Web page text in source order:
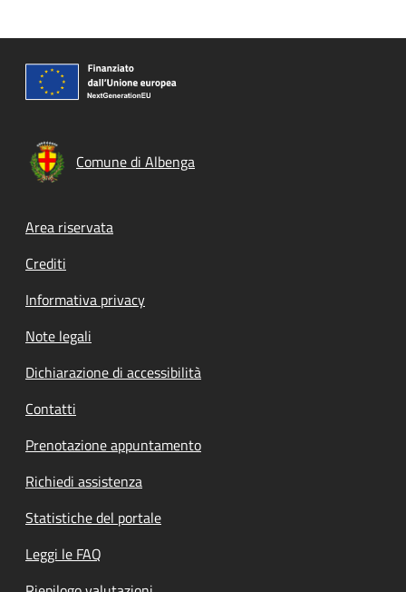
Comune di Albenga
Footer menu
Area riservata
Crediti
Informativa privacy
Note legali
Dichiarazione di accessibilità
Contatti
Prenotazione appuntamento
Richiedi assistenza
Statistiche del portale
Leggi le FAQ